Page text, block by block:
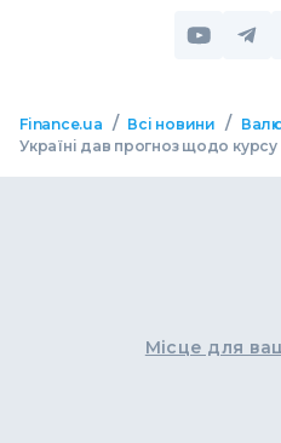
Finance.ua / Всі новини /
Україні дав прогноз щодо курсу
Місце для